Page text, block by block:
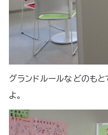
グランドルールなどのも
よ。